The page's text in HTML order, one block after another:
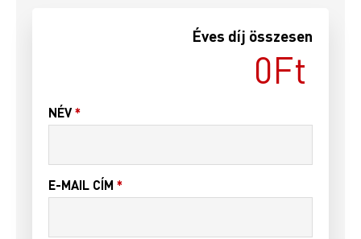
Éves díj összesen
NÉV*
E-MAIL CÍM *